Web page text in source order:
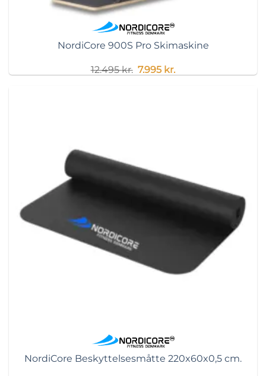
NordiCore 900S Pro Skimaskine
12.495kr. Original
price
7.995 kr.Current
price
NordiCore Beskyttelsesmåtte 220x60x0,5 cm.